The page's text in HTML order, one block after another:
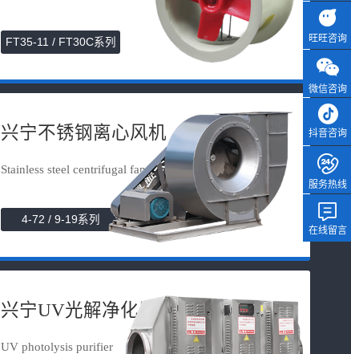
FT35-11 / FT30C系列
兴宁不锈钢离心风机
Stainless steel centrifugal fan
4-72 / 9-19系列
兴宁UV光解净化器
UV photolysis purifier
旺旺咨询
微信咨询
抖音咨询
服务热线
在线留言